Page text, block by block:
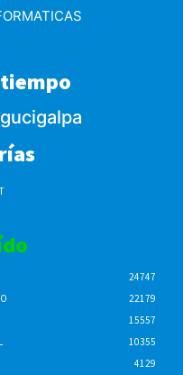
24747
22179
15557
10355
4129